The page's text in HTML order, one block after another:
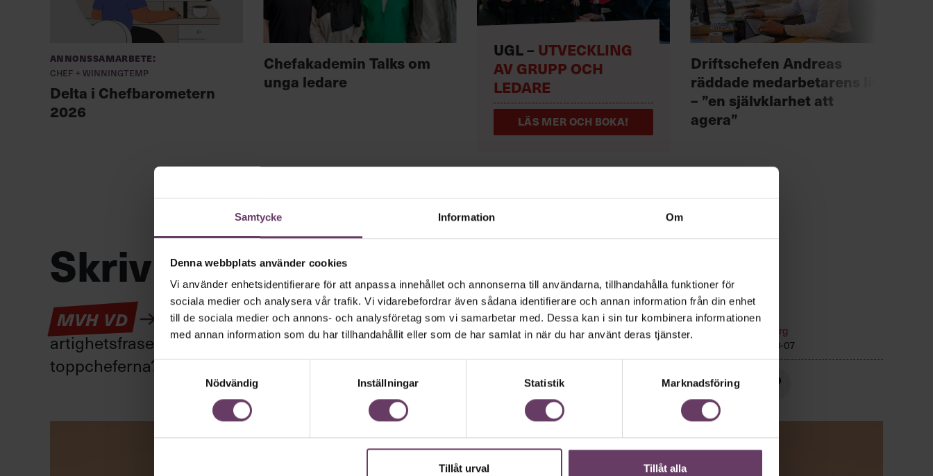
Samtycke Information Om
Denna webbplats använder cookies
Vi använder enhetsidentifierare för att anpassa innehållet och annonserna till användarna, tillhandahålla funktioner för
sociala medier och analysera vår trafik. Vi vidarebefordrar även sådana identifierare och annan information från din enhet
till de sociala medier och annons- och analysföretag som vi samarbetar med. Dessa kan i sin tur kombinera informationen
med annan information som du har tillhandahållit eller som de har samlat in när du har använt deras tjänster.
Nödvändig
Inställningar Statistik Marknadsföring
Tillåt urval Tillåt alla
Annonssamarbete:
Chef + Winningtemp
Delta i Chefbarometern
2026
Chefakademin Talks om
unga ledare
UGL – UTVECKLING
AV GRUPP OCH
LEDARE
LÄS MER OCH BOKA!
Driftschefen Andreas
räddade medarbetarens liv
– ”en självklarhet att
agera”
Skriv som en vd med en app
MVH VD
Kan en app som förvandlar text till korthugget vd-språk – utan
artighetsfraser, men gärna stavfel – vara vägen för den som vill nå fram till
toppcheferna?
Kommunikation
Fredrik Kullberg
2026-08-07